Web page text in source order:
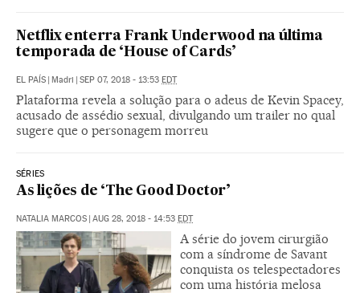
Netflix enterra Frank Underwood na última
temporada de ‘House of Cards’
EL PAÍS | Madri | SEP 07, 2018 - 13:53 EDT
Plataforma revela a solução para o adeus de Kevin Spacey,
acusado de assédio sexual, divulgando um trailer no qual
sugere que o personagem morreu
SÉRIES
As lições de ‘The Good Doctor’
NATALIA MARCOS | AUG 28, 2018 - 14:53 EDT
A série do jovem cirurgião
com a síndrome de Savant
conquista os telespectadores
com uma história melosa